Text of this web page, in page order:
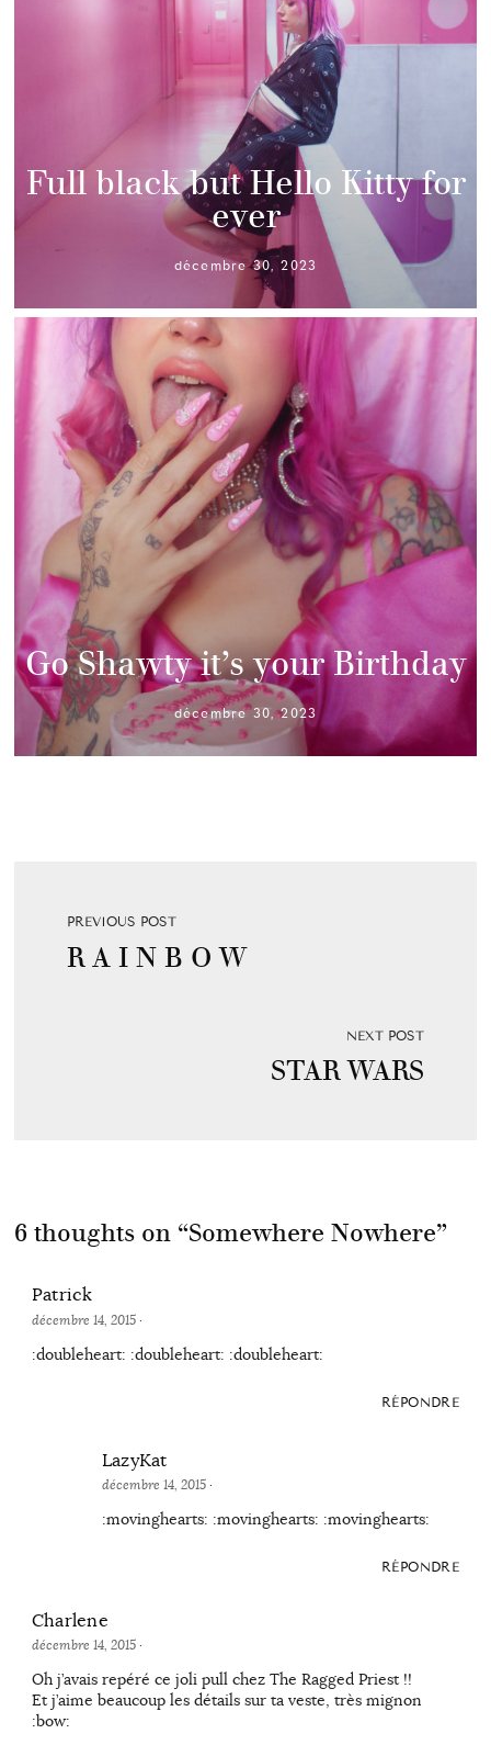
Full black but Hello Kitty for
ever
décembre 30, 2023
Go Shawty it’s your Birthday
décembre 30, 2023
PREVIOUS POST
R A I N B O W
NEXT POST
STAR WARS
6 thoughts on “Somewhere Nowhere”
Patrick
décembre 14, 2015·
:doubleheart: :doubleheart: :doubleheart:
RÉPONDRE
LazyKat
décembre 14, 2015·
:movinghearts: :movinghearts: :movinghearts:
RÉPONDRE
Charlene
décembre 14, 2015·
Oh j’avais repéré ce joli pull chez The Ragged Priest !!
Et j’aime beaucoup les détails sur ta veste, très mignon
:bow: